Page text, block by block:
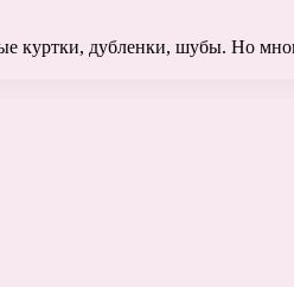
дубленки, шубы. Но